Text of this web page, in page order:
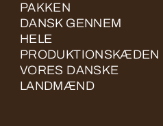
PAKKEN
DANSK GENNEM
HELE
PRODUKTIONSKÆDEN
VORES DANSKE
LANDMÆND